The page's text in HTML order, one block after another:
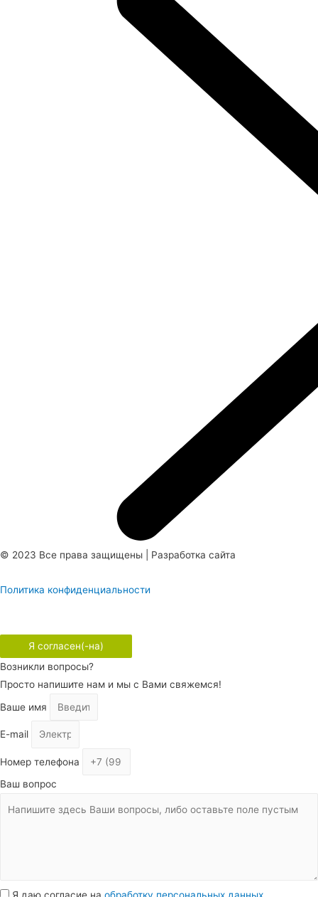
© 2023 Все права защищены | Разработка сайта
Политика конфиденциальности
Я согласен(-на)
Возникли вопросы?
Просто напишите нам и мы с Вами свяжемся!
Ваше имя
E-mail
Номер телефона
Ваш вопрос
Я даю согласие на обработку персональных данных